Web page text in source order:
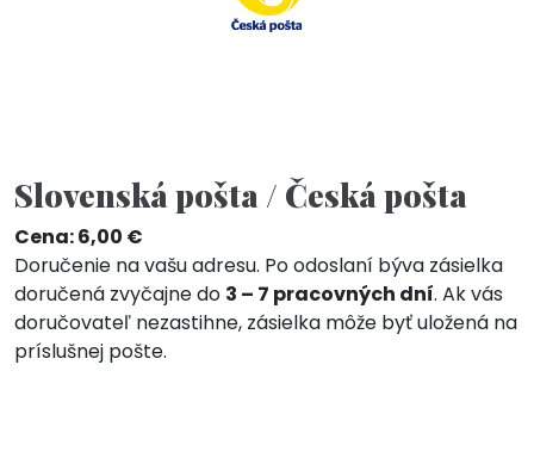
Slovenská pošta / Česká pošta
Cena: 6,00 €
Doručenie na vašu adresu. Po odoslaní býva zásielka
doručená zvyčajne do 3 – 7 pracovných dní. Ak vás
doručovateľ nezastihne, zásielka môže byť uložená na
príslušnej pošte.